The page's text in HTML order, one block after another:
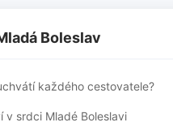
Boleslav
každého cestovatele?
srdci Mladé Boleslavi